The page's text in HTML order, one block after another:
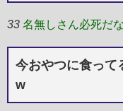
33 名無しさん必死だな
今おやつに食って
w